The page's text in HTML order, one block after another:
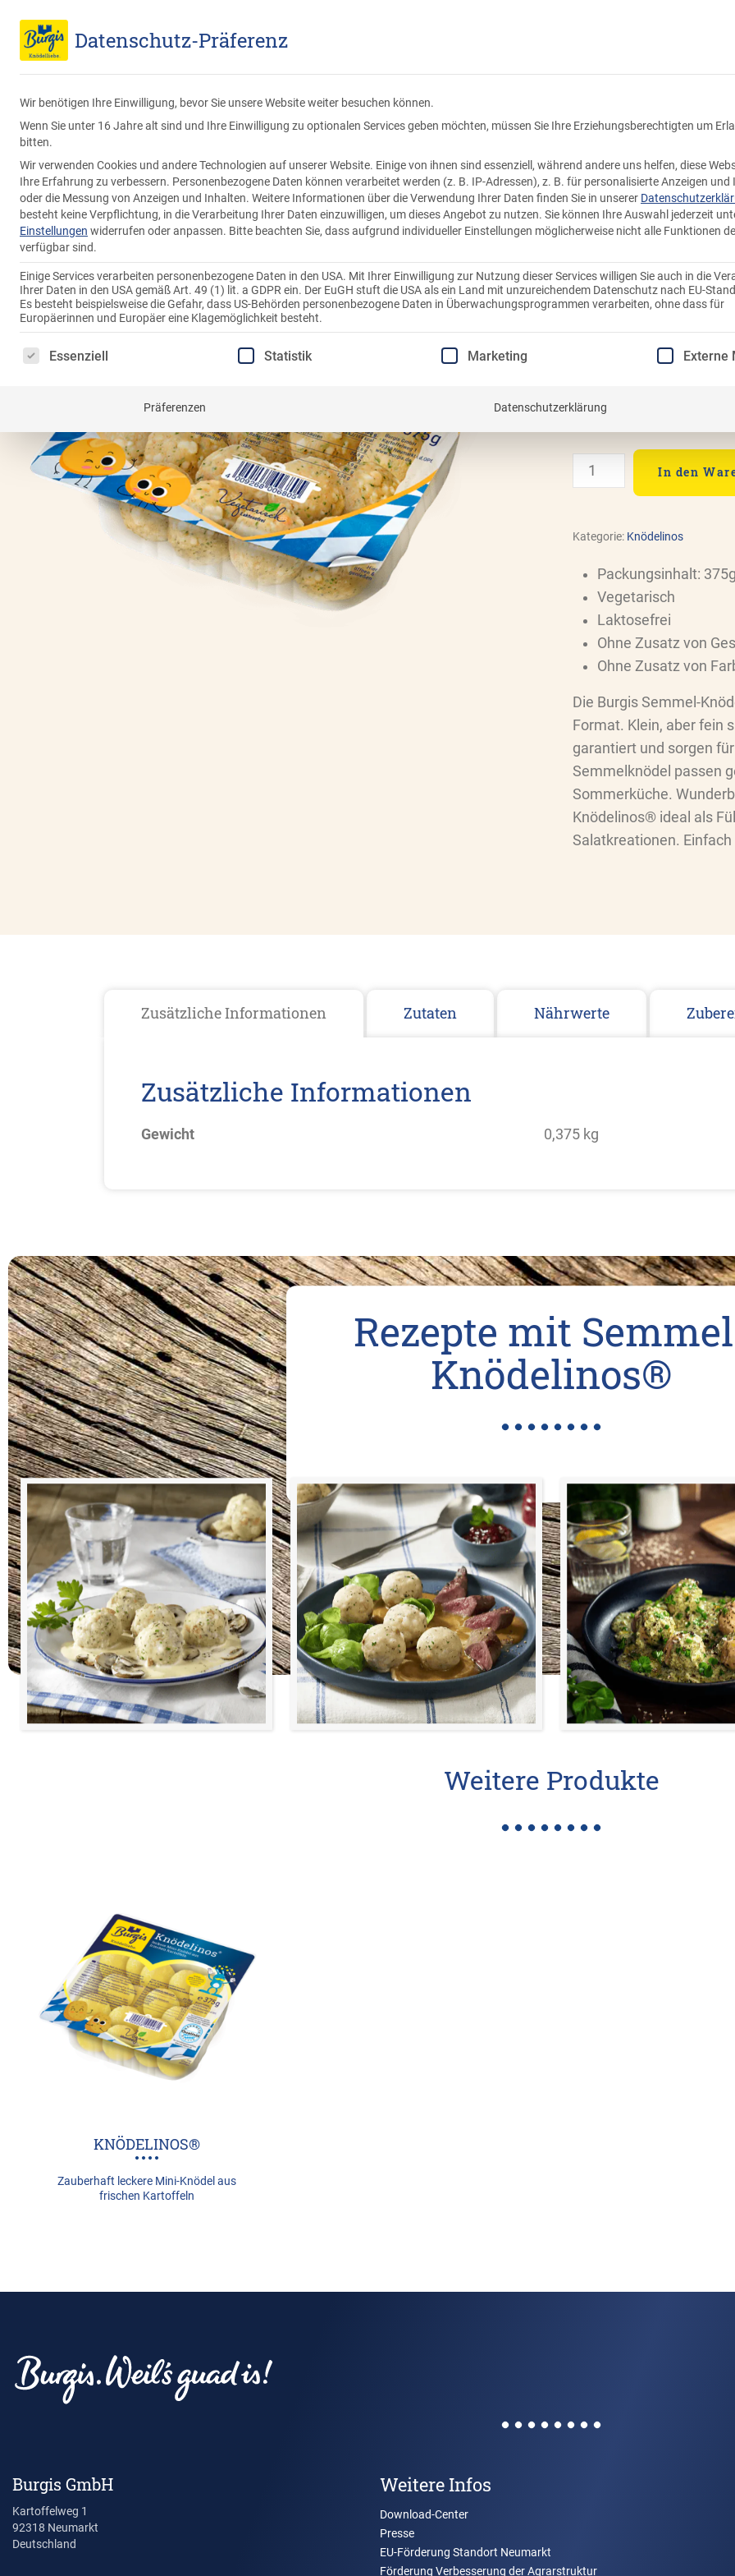
Endverbraucher
Produkte Knödel
Fix & fertig,
zubereitet
€2,79
Lieferzeit: 3 - 5 Werktage
Semmel-
Knödelinos®
In den
Kategorie: Knödelinos
Packungsinhalt:
Vegetarisch
Laktosefrei
Ohne Zusatz von
Ohne Zusatz von
Die Burgis Semmel-
Format. Klein, aber fein
garantiert und sorgen
Semmelknödel passen
Sommerküche.
Knödelinos® ideal als
Salatkreationen.
Zusätzliche Informationen Zutaten Nährwerte
Zusätzliche Informationen
Gewicht 0,375 kg
Rezepte mit
Knödelinos®
Weitere Produkte
KNÖDELINOS®
Zauberhaft leckere Mini-Knödel aus
frischen Kartoffeln
Burgis GmbH
Kartoffelweg 1
92318 Neumarkt
Deutschland
Weitere Infos
Download-Center
Presse
EU-Förderung Standort Neumarkt
Förderung Verbesserung der Agrarstruktur
Datenschutz-Präferenz
Wir benötigen Ihre Einwilligung, bevor Sie unsere Website weiter besuchen können.
Wenn Sie unter 16 Jahre alt sind und Ihre Einwilligung zu optionalen Services geben möchten, müssen Sie Ihre Erziehungsberechtigten um
bitten.
Wir verwenden Cookies und andere Technologien auf unserer Website. Einige von ihnen sind essenziell, während andere uns helfen, diese
Ihre Erfahrung zu verbessern. Personenbezogene Daten können verarbeitet werden (z. B. IP-Adressen), z. B. für personalisierte Anzeigen und
oder die Messung von Anzeigen und Inhalten. Weitere Informationen über die Verwendung Ihrer Daten finden Sie in unserer
besteht keine Verpflichtung, in die Verarbeitung Ihrer Daten einzuwilligen, um dieses Angebot zu nutzen. Sie können Ihre Auswahl jederzeit
Einstellungen widerrufen oder anpassen. Bitte beachten Sie, dass aufgrund individueller Einstellungen möglicherweise nicht alle Funktionen
verfügbar sind.
Einige Services verarbeiten personenbezogene Daten in den USA. Mit Ihrer Einwilligung zur Nutzung dieser Services willigen Sie auch in die
Ihrer Daten in den USA gemäß Art. 49 (1) lit. a GDPR ein. Der EuGH stuft die USA als ein Land mit unzureichendem Datenschutz nach EU-
Es besteht beispielsweise die Gefahr, dass US-Behörden personenbezogene Daten in Überwachungsprogrammen verarbeiten, ohne dass für
Europäerinnen und Europäer eine Klagemöglichkeit besteht.
Es folgt eine Liste der Service-Gruppen, für die eine Einwilligung erteilt werden kann. Die erste Service-
Essenziell Statistik Marketing Externe
Präferenzen Datenschutzerklärung